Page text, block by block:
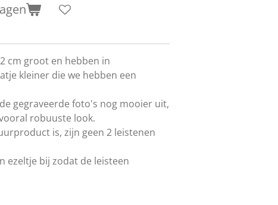
cm groot en hebben in
kleiner die we hebben een
gegraveerde foto's nog mooier uit,
robuuste look.
is, zijn geen 2 leistenen
ezeltje bij zodat de leisteen